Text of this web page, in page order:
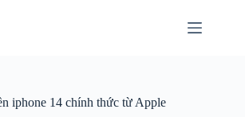
iphone 14 chính thức từ Apple